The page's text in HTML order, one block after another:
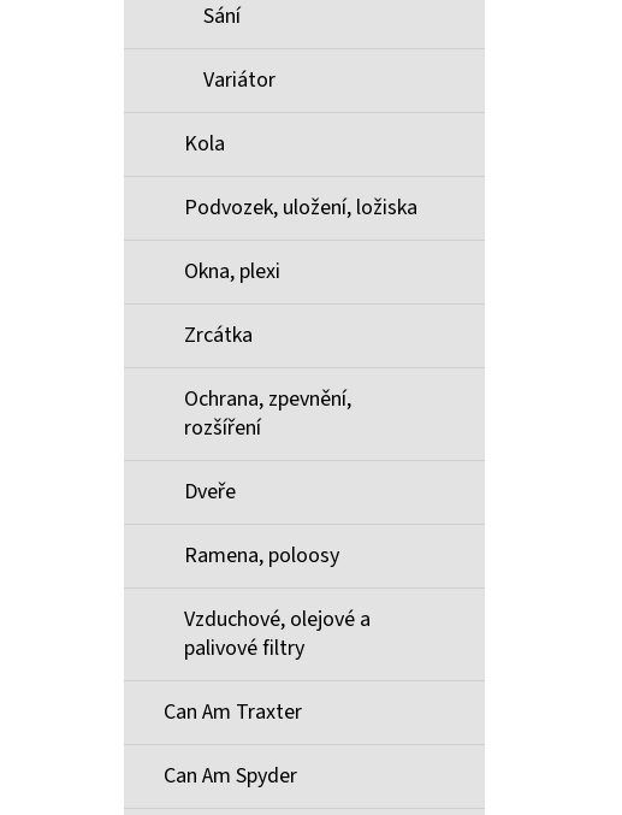
Sání
Variátor
Kola
Podvozek, uložení, ložiska
Okna, plexi
Zrcátka
Ochrana, zpevnění,
rozšíření
Dveře
Ramena, poloosy
Vzduchové, olejové a
palivové filtry
Can Am Traxter
Can Am Spyder